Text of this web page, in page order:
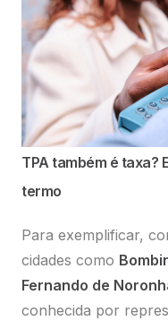
TPA também é taxa?
termo
Para exemplificar,
cidades como
Fernando de
conhecida por